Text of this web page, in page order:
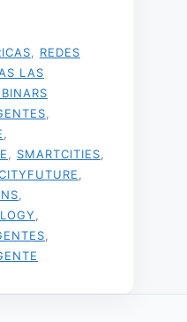
REDES
LAS
SMARTCITIES